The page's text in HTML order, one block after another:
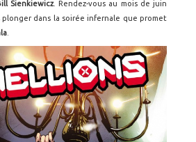
Sienkiewicz. Rendez-vous au mois de juin
dans la soirée infernale que promet